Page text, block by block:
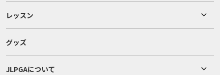
レッスン
グッズ
JLPGAについて